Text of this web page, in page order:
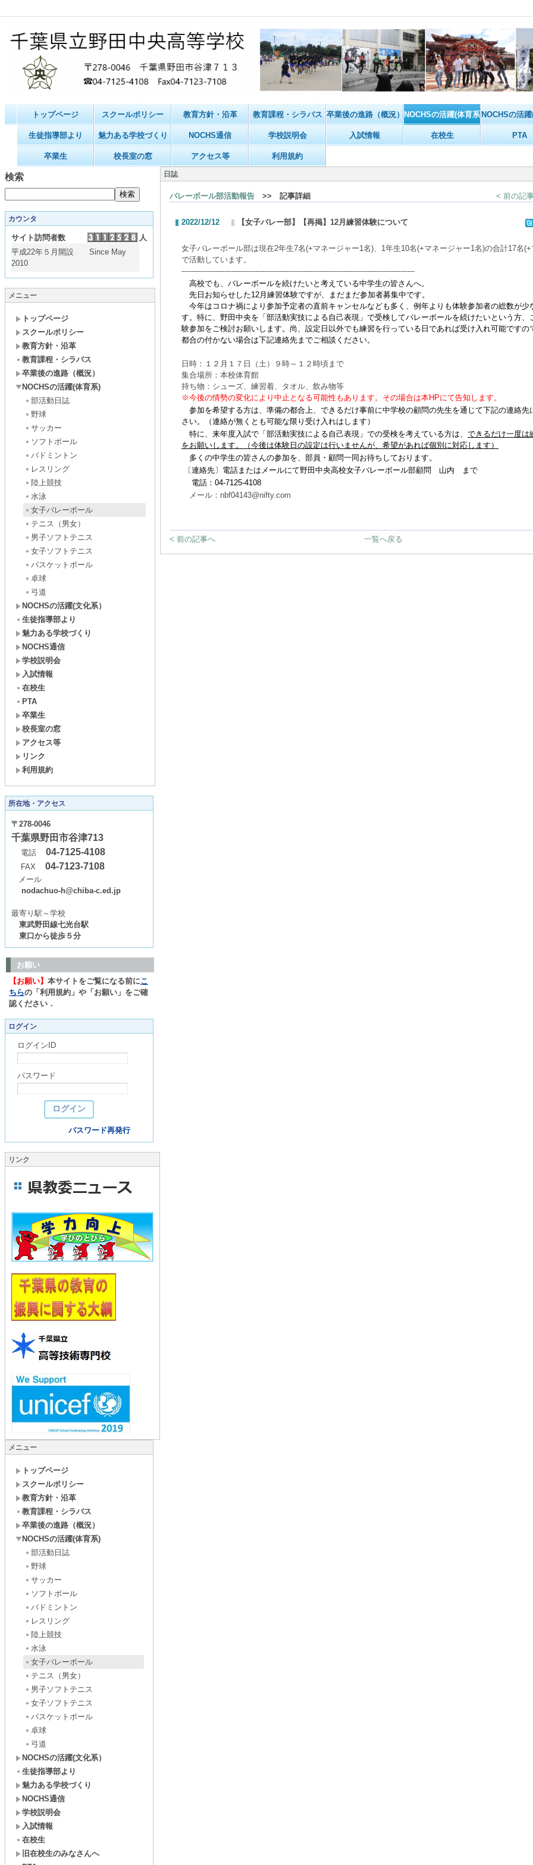
トップページ スクールポリシー 教育方針・沿革 教育課程・シラバス 卒業後の進路（概況） NOCHSの活躍(体育系) NOCHSの活躍
生徒指導部より 魅力ある学校づくり NOCHS通信 学校説明会 入試情報 在校生 PTA
卒業生 校長室の窓 アクセス等 利用規約
検索
カウンタ
サイト訪問者数
人
平成22年５月開設 Since May
2010
メニュー
トップページ
スクールポリシー
教育方針・沿革
教育課程・シラバス
卒業後の進路（概況）
NOCHSの活躍(体育系)
部活動日誌
野球
サッカー
ソフトボール
バドミントン
レスリング
陸上競技
水泳
女子バレーボール
テニス（男女）
男子ソフトテニス
女子ソフトテニス
バスケットボール
卓球
弓道
NOCHSの活躍(文化系）
生徒指導部より
魅力ある学校づくり
NOCHS通信
学校説明会
入試情報
在校生
PTA
卒業生
校長室の窓
アクセス等
リンク
利用規約
所在地・アクセス
〒278-0046
千葉県野田市谷津713
電話 04-7125-4108
FAX 04-7123-7108
メール
nodachuo-h@chiba-c.ed.jp
最寄り駅～学校
東武野田線七光台駅
東口から徒歩５分
お願い
【お願い】 本サイトをご覧になる前にこ
ちらの「利用規約」や「お願い」をご確
認ください．
ログイン
ログインID
パスワード
パスワード再発行
リンク
メニュー
トップページ
スクールポリシー
教育方針・沿革
教育課程・シラバス
卒業後の進路（概況）
NOCHSの活躍(体育系)
部活動日誌
野球
サッカー
ソフトボール
バドミントン
レスリング
陸上競技
水泳
女子バレーボール
テニス（男女）
男子ソフトテニス
女子ソフトテニス
バスケットボール
卓球
弓道
NOCHSの活躍(文化系）
生徒指導部より
魅力ある学校づくり
NOCHS通信
学校説明会
入試情報
在校生
旧在校生のみなさんへ
日誌
バレーボール部活動報告 >> 記事詳細 < 前の記
2022/12/12 【女子バレー部】【再掲】12月練習体験について
女子バレーボール部は現在2年生7名(+マネージャー1名)、1年生10名(+マネージャー1名)の合計17名
で活動しています。
--------------------------------------------------------------------------------------------------
高校でも、バレーボールを続けたいと考えている中学生の皆さんへ。
先日お知らせした12月練習体験ですが、まだまだ参加者募集中です。
今年はコロナ禍により参加予定者の直前キャンセルなども多く、例年よりも体験参加者の総数が少
す。特に、野田中央を「部活動実技による自己表現」で受検してバレーボールを続けたいという方、
験参加をご検討お願いします。尚、設定日以外でも練習を行っている日であれば受け入れ可能ですの
都合の付かない場合は下記連絡先までご相談ください。
日時：１２月１７日（土）９時～１２時頃まで
集合場所：本校体育館
持ち物：シューズ、練習着、タオル、飲み物等
※今後の情勢の変化により中止となる可能性もあります。その場合は本HPにて告知します。
参加を希望する方は、準備の都合上、できるだけ事前に中学校の顧問の先生を通じて下記の連絡先
さい。（連絡が無くとも可能な限り受け入れはします）
特に、来年度入試で「部活動実技による自己表現」での受検を考えている方は、 できるだけ一度は
をお願いします。（今後は体験日の設定は行いませんが、希望があれば個別に対応します）
多くの中学生の皆さんの参加を、部員・顧問一同お待ちしております。
〔連絡先〕電話またはメールにて野田中央高校女子バレーボール部顧問 山内 まで
電話：04-7125-4108
メール：nbf04143@nifty.com
< 前の記事へ 一覧へ戻る